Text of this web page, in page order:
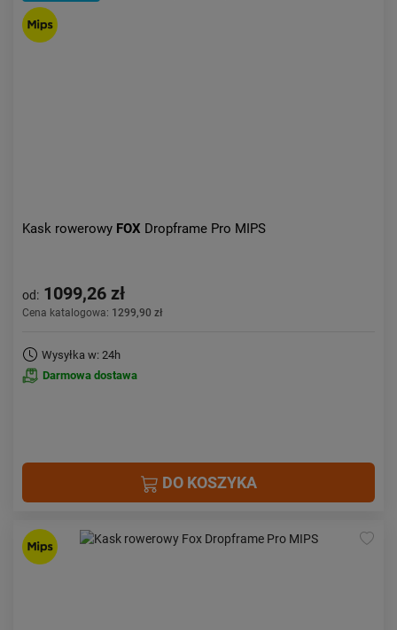
Kask rowerowy FOX Dropframe Pro MIPS
od: 1099,26 zł
Cena katalogowa: 1299,90 zł
Wysyłka w: 24h
Darmowa dostawa
DO KOSZYKA